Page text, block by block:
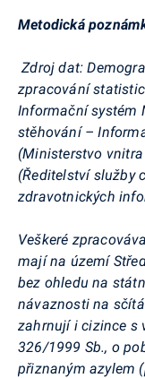
Metodická
Zdroj dat:
zpracování
Informační systém
stěhování –
(Ministerstvo
(Ředitelství služby
zdravotnických
Veškeré
mají na území
bez ohledu na
návaznosti na
zahrnují i cizince s
326/1999 Sb., o
přiznaným azylem